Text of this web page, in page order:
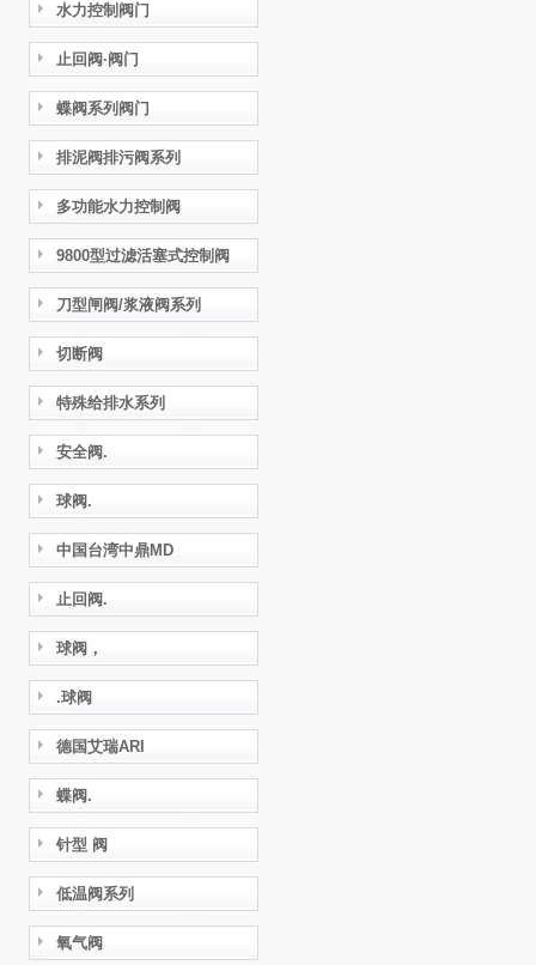
水力控制阀门
止回阀·阀门
蝶阀系列阀门
排泥阀排污阀系列
多功能水力控制阀
9800型过滤活塞式控制阀
刀型闸阀/浆液阀系列
切断阀
特殊给排水系列
安全阀.
球阀.
中国台湾中鼎MD
止回阀.
球阀，
.球阀
德国艾瑞ARI
蝶阀.
针型 阀
低温阀系列
氧气阀